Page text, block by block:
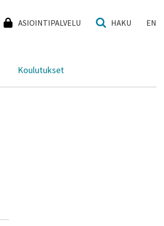
ASIOINTIPALVELU HAKU EN
ALASIVUJEN VALIKKO
Koulutukset